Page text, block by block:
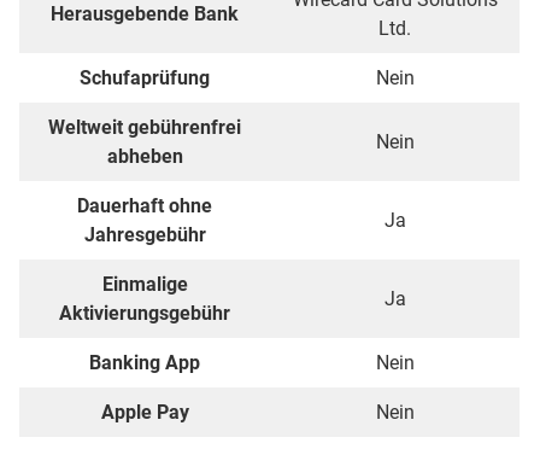
Herausgebende Bank
Ltd.
Schufaprüfung Nein
Weltweit gebührenfrei
abheben
Nein
Dauerhaft ohne
Jahresgebühr
Ja
Einmalige
Aktivierungsgebühr
Ja
Banking App Nein
Apple Pay Nein